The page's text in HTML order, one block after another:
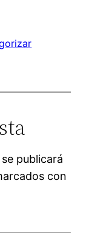
publicará
con